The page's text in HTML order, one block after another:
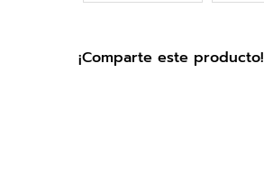
¡Comparte este producto!